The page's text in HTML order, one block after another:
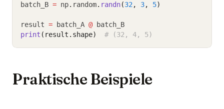
batch_B = np. random. randn(32 , 3, 5)
result = batch_A @ batch_B
print (result.shape) # (32, 4, 5)
Praktische Beispiele